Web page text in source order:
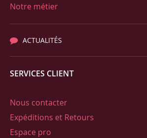
Notre métier
ACTUALITÉS
SERVICES CLIENT
Nous contacter
Expéditions et Retours
Espace pro